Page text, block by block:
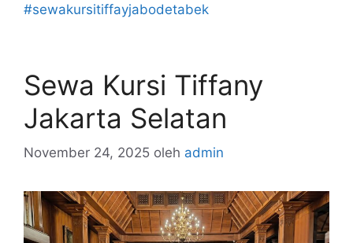
#sewakursitiffayjabodetabek
Sewa Kursi Tiffany
Jakarta Selatan
November 24, 2025 oleh admin